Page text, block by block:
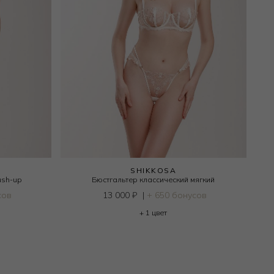
up
SHIKKOSA
Бюстгальтер классический мягкий
13 000₽ | + 650 бонусов
+ 1 цвет